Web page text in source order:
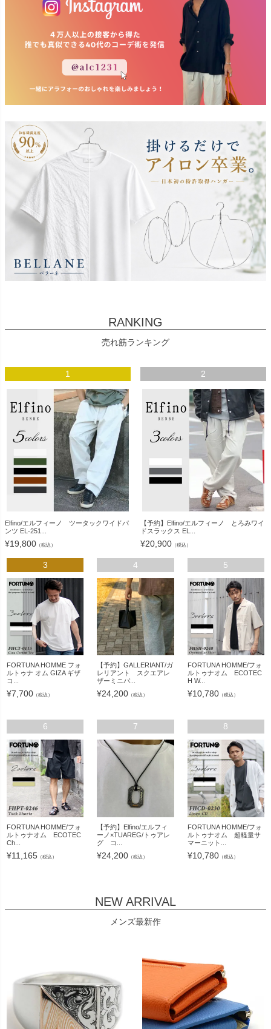
RANKING
売れ筋ランキング
1
Elfino/エルフィーノ ツータックワイドパ
ンツ EL-251...
¥19,800 （税込）
2
【予約】Elfino/エルフィーノ とろみワイ
ドスラックス EL...
¥20,900 （税込）
3
FORTUNA HOMME フォ
ルトゥナ オム GIZA ギザ
コ...
¥7,700 （税込）
4
【予約】GALLERIANT/ガ
レリアント スクエアレ
ザーミニバ...
¥24,200 （税込）
5
FORTUNA HOMME/フォ
ルトゥナオム ECOTEC
H W...
¥10,780（税込）
6
FORTUNA HOMME/フォ
ルトゥナオム ECOTEC
Ch...
¥11,165 （税込）
7
【予約】Elfino/エルフィ
ーノ×TUAREG/トゥアレ
グ コ...
¥24,200 （税込）
8
FORTUNA HOMME/フォ
ルトゥナオム 超軽量サ
マーニット...
¥10,780（税込）
NEW ARRIVAL
メンズ最新作